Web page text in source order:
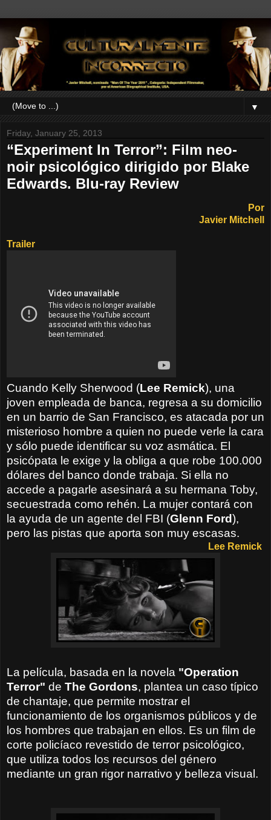
▼
Friday, January 25, 2013
“Experiment In Terror”: Film neo-
noir psicológico dirigido por Blake
Edwards. Blu-ray Review
Por
Javier Mitchell
Trailer
Cuando Kelly Sherwood (Lee Remick), una
joven empleada de banca, regresa a su domicilio
en un barrio de San Francisco, es atacada por un
misterioso hombre a quien no puede verle la cara
y sólo puede identificar su voz asmática. El
psicópata le exige y la obliga a que robe 100.000
dólares del banco donde trabaja. Si ella no
accede a pagarle asesinará a su hermana Toby,
secuestrada como rehén. La mujer contará con
la ayuda de un agente del FBI (Glenn Ford),
pero las pistas que aporta son muy escasas.
Lee Remick
La película, basada en la novela "Operation
Terror" de The Gordons, plantea un caso típico
de chantaje, que permite mostrar el
funcionamiento de los organismos públicos y de
los hombres que trabajan en ellos. Es un film de
corte policíaco revestido de terror psicológico,
que utiliza todos los recursos del género
mediante un gran rigor narrativo y belleza visual.